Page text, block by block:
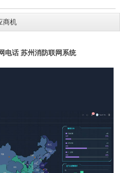
商机
电话 苏州消防联网系统